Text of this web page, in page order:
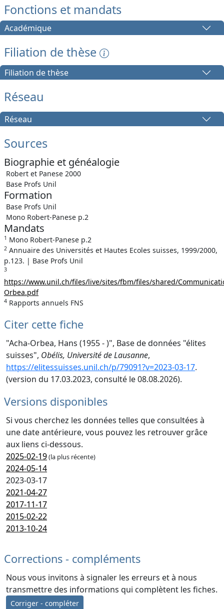
Fonctions et mandats
Académique
Filiation de thèse
Filiation de thèse
Réseau
Réseau
Sources
Biographie et généalogie
Robert et Panese 2000
Base Profs Unil
Formation
Base Profs Unil
Mono Robert-Panese p.2
Mandats
1 Mono Robert-Panese p.2
2 Annuaire des Universités et Hautes Ecoles suisses, 1999/2000,
p.123. | Base Profs Unil
3
https://www.unil.ch/files/live/sites/fbm/files/shared/
Orbea.pdf
4 Rapports annuels FNS
Citer cette fiche
"Acha-Orbea, Hans (1955 - )", Base de données "élites
suisses", Obélis, Université de Lausanne,
https://elitessuisses.unil.ch/p/79091?v=2023-03-17.
(version du 17.03.2023, consulté le 08.08.2026).
Versions disponibles
Si vous cherchez les données telles que consultées à
une date antérieure, vous pouvez les retrouver grâce
aux liens ci-dessous.
2025-02-19(la plus récente)
2024-05-14
2023-03-17
2021-04-27
2017-11-17
2015-02-22
2013-10-24
Corrections - compléments
Nous vous invitons à signaler les erreurs et à nous
transmettre des informations qui complètent les fiches.
Corriger - compléter